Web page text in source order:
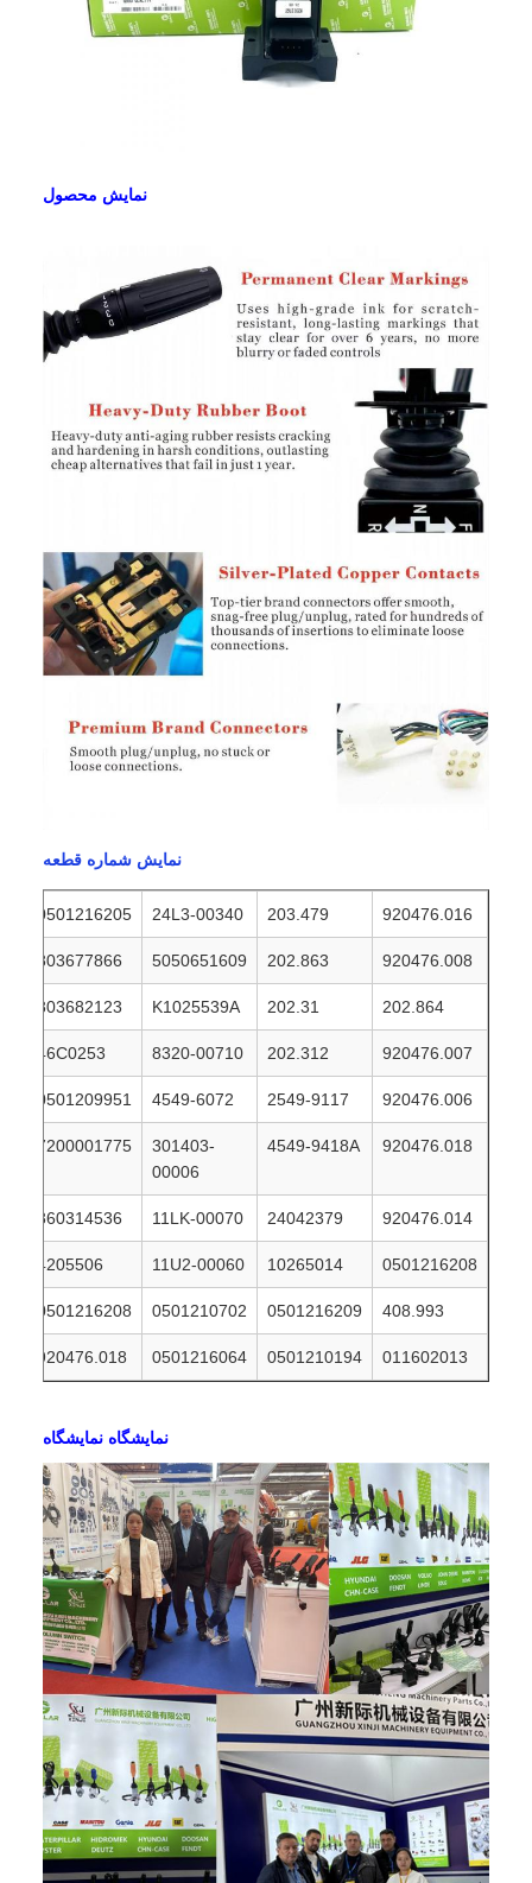
نمایش محصول
نمایش شماره قطعه
920476.016
203.479
24L3-00340
0501216205
920476.008
202.863
5050651609
803677866
202.864
202.31
K1025539A
803682123
920476.007
202.312
8320-00710
46C0253
920476.006
2549-9117
4549-6072
0501209951
920476.018
4549-9418A
301403-
00006
7200001775
920476.014
24042379
11LK-00070
860314536
0501216208
10265014
11U2-00060
4205506
408.993
0501216209
0501210702
0501216208
011602013
0501210194
0501216064
920476.018
نمايشگاه نمايشگاه